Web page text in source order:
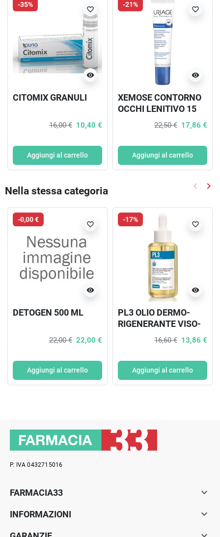
-35%
visibility
favorite_border
CITOMIX GRANULI
16,00 € 10,40 €
Aggiungi al carrello
-21%
visibility
favorite_border
XEMOSE CONTORNO
OCCHI LENITIVO 15
22,50 € 17,86 €
Aggiungi al carrello
Nella stessa categoria keyboard_arrow_left keyboard_arrow_right
-0,00 €
visibility
favorite_border
DETOGEN 500 ML
22,00 € 22,00 €
Aggiungi al carrello
-17%
visibility
favorite_border
PL3 OLIO DERMO-
RIGENERANTE VISO-
CORPO-CAPELLI 95
16,60 € 13,86 €
Aggiungi al carrello
P. IVA 0432715016
FARMACIA33 
INFORMAZIONI 